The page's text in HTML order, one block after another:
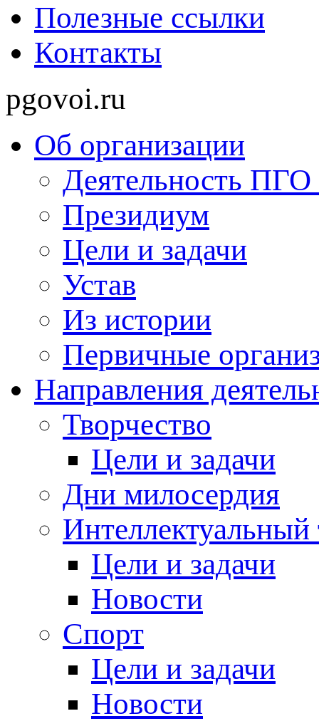
Полезные ссылки
Контакты
pgovoi.ru
Об организации
Деятельность
Президиум
Цели и задачи
Устав
Из истории
Первичные
Направления
Творчество
Цели и задачи
Дни милосердия
Интеллектуальный
Цели и задачи
Новости
Спорт
Цели и задачи
Новости